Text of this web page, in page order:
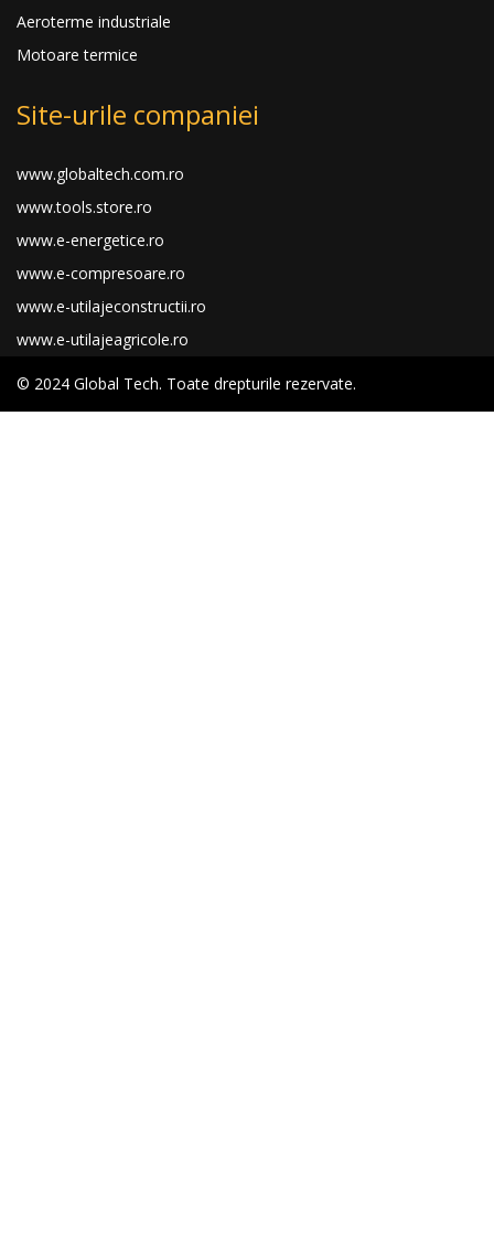
Aeroterme industriale
Motoare termice
Site-urile companiei
www.globaltech.com.ro
www.tools.store.ro
www.e-energetice.ro
www.e-compresoare.ro
www.e-utilajeconstructii.ro
www.e-utilajeagricole.ro
© 2024 Global Tech. Toate drepturile rezervate.